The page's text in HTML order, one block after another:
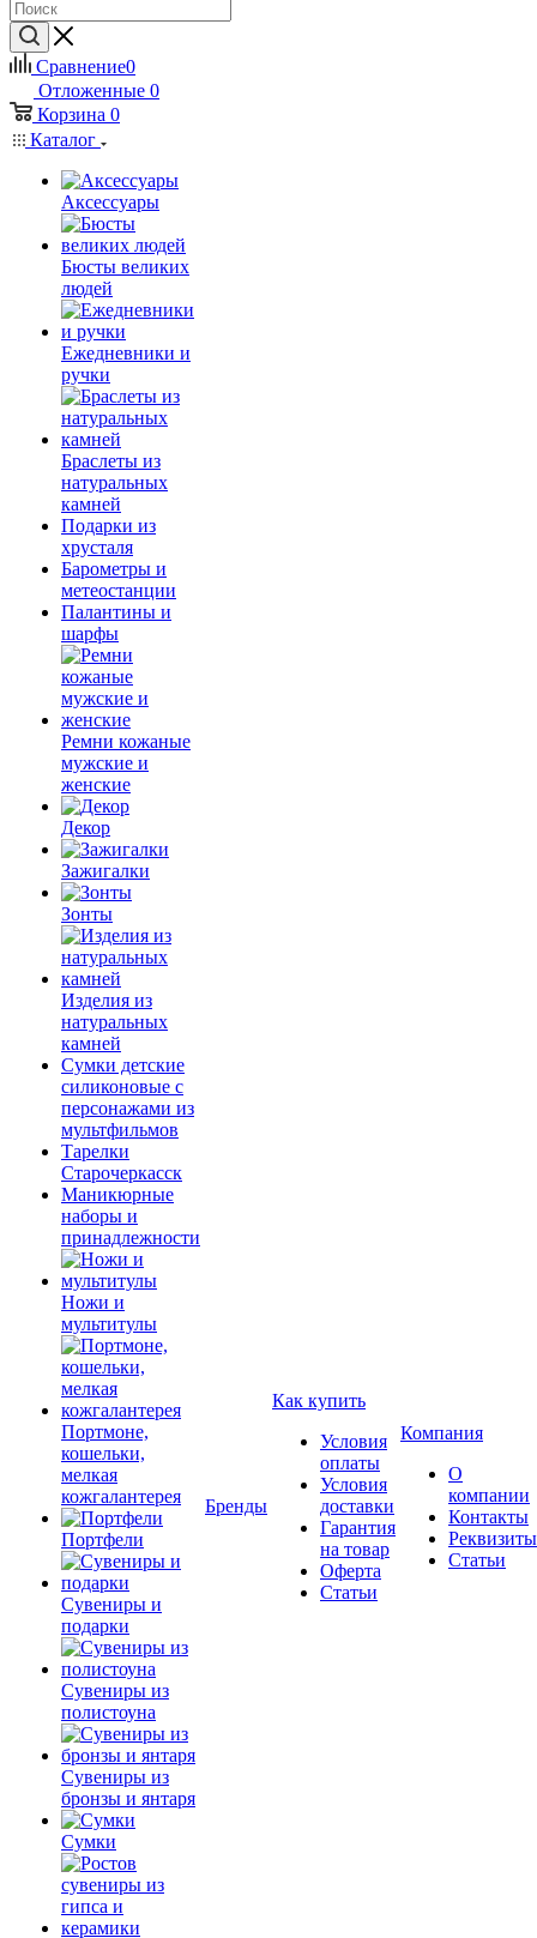
Сравнение0
Отложенные 0
Корзина 0
Каталог
Аксессуары
Бюсты великих
людей
Ежедневники и
ручки
Браслеты из
натуральных
камней
Подарки из
хрусталя
Барометры и
метеостанции
Палантины и
шарфы
Ремни кожаные
мужские и
женские
Декор
Зажигалки
Зонты
Изделия из
натуральных
камней
Сумки детские
силиконовые с
персонажами из
мультфильмов
Тарелки
Старочеркасск
Маникюрные
наборы и
принадлежности
Ножи и
мультитулы
Портмоне,
кошельки,
мелкая
кожгалантерея
Портфели
Сувениры и
подарки
Сувениры из
полистоуна
Сувениры из
бронзы и янтаря
Сумки
Бренды
Как купить
Условия
оплаты
Условия
доставки
Гарантия
на товар
Оферта
Статьи
Компания
О
компании
Контакты
Реквизиты
Статьи